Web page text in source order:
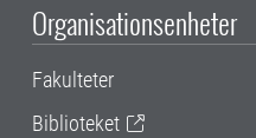
Organisationsenheter
Fakulteter
Biblioteket